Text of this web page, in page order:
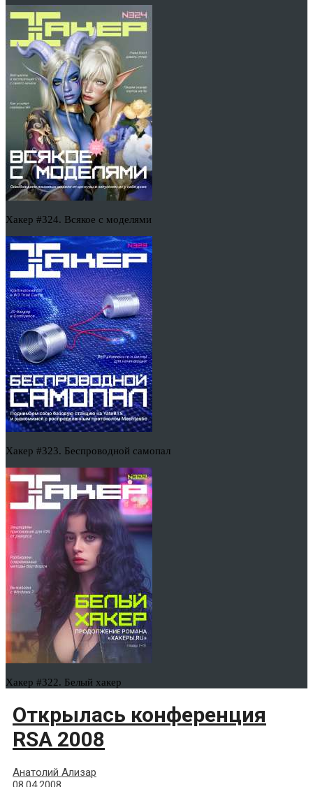
Хакер #324. Всякое с моделями
Хакер #323. Беспроводной самопал
Хакер #322. Белый хакер
Открылась конференция
RSA 2008
Анатолий Ализар